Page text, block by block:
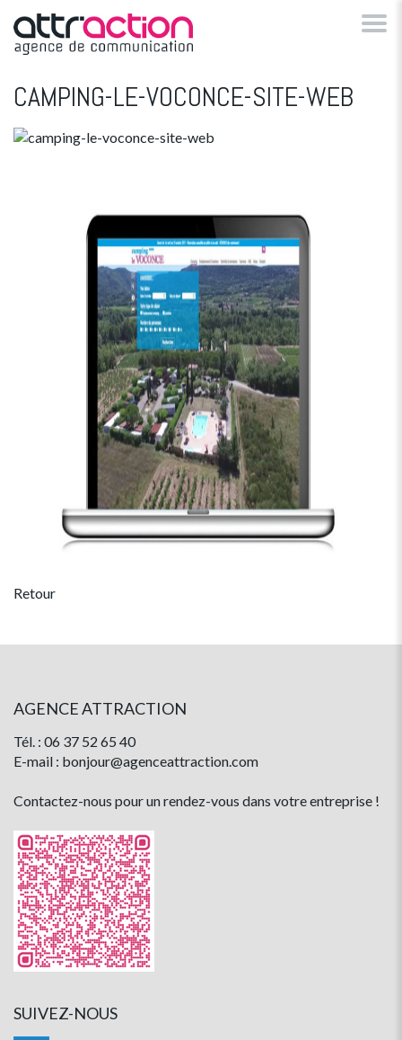
CAMPING-LE-VOCONCE-SITE-WEB
Retour
AGENCE ATTRACTION
Tél. : 06 37 52 65 40
E-mail : bonjour@agenceattraction.com
Contactez-nous pour un rendez-vous dans votre entreprise !
SUIVEZ-NOUS